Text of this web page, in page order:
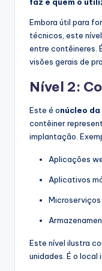
Embora útil para
técnicos, este
entre contêineres.
visões gerais de
Nível 2:
Este é onúcleo
contêiner
implantação.
Aplicações
Aplicativos
Microserviços
Este nível ilustra
unidades. É o local